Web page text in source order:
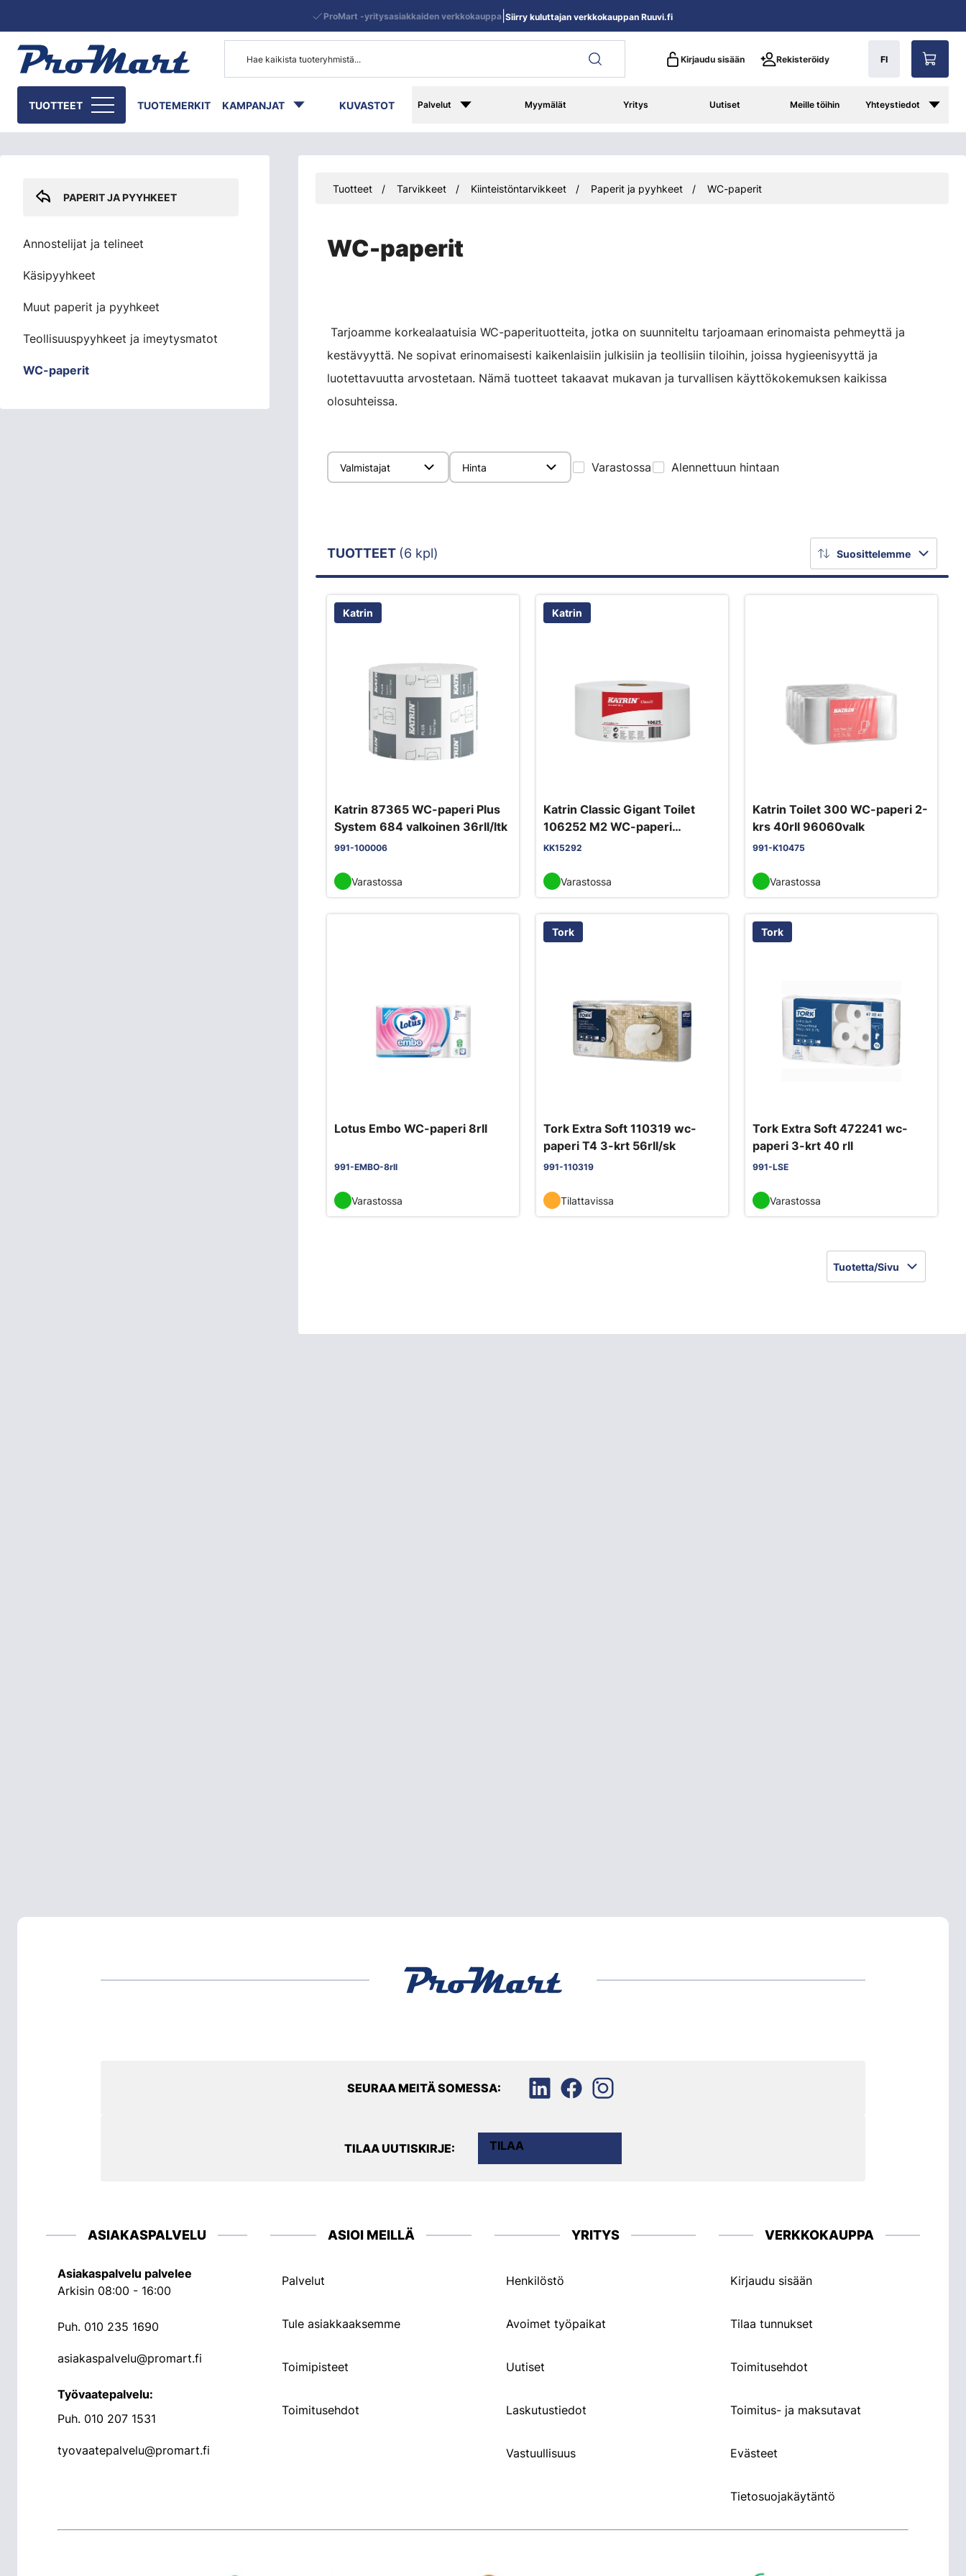
Kirjaudu sisään Rekisteröidy FI
TUOTTEET TUOTEMERKIT KAMPANJAT KUVASTOT Palvelut Myymälät Yritys Uutiset Meille töihin Yhteystiedot
ProMart -yritysasiakkaiden verkkokauppa| Siirry kuluttajan verkkokauppan Ruuvi.fi
Tuotteet Tarvikkeet Kiinteistöntarvikkeet Paperit ja pyyhkeet WC-paperit
WC-paperit
Tarjoamme korkealaatuisia WC-paperituotteita, jotka on suunniteltu tarjoamaan erinomaista pehmeyttä ja
kestävyyttä. Ne sopivat erinomaisesti kaikenlaisiin julkisiin ja teollisiin tiloihin, joissa hygieenisyyttä ja
luotettavuutta arvostetaan. Nämä tuotteet takaavat mukavan ja turvallisen käyttökokemuksen kaikissa
olosuhteissa.
Valmistajat Hinta Varastossa Alennettuun hintaan
Suosittelemme
TUOTTEET (6 kpl)
Katrin
Katrin 87365 WC-paperi Plus
System 684 valkoinen 36rll/ltk
991-100006
Varastossa
Katrin
Katrin Classic Gigant Toilet
106252 M2 WC-paperi
valkoinen 6 rll
KK15292
Varastossa
Katrin Toilet 300 WC-paperi 2-
krs 40rll 96060valk
991-K10475
Varastossa
Lotus Embo WC-paperi 8rll
991-EMBO-8rll
Varastossa
Tork
Tork Extra Soft 110319 wc-
paperi T4 3-krt 56rll/sk
991-110319
Tilattavissa
Tork
Tork Extra Soft 472241 wc-
paperi 3-krt 40 rll
991-LSE
Varastossa
Tuotetta/Sivu
PAPERIT JA PYYHKEET
Annostelijat ja telineet
Käsipyyhkeet
Muut paperit ja pyyhkeet
Teollisuuspyyhkeet ja imeytysmatot
WC-paperit
SEURAA MEITÄ SOMESSA:
TILAA UUTISKIRJE: TILAA
ASIAKASPALVELU
Asiakaspalvelu palvelee
Arkisin 08:00 - 16:00
Puh. 010 235 1690
asiakaspalvelu@promart.fi
Työvaatepalvelu:
Puh. 010 207 1531
tyovaatepalvelu@promart.fi
ASIOI MEILLÄ
Palvelut
Tule asiakkaaksemme
Toimipisteet
Toimitusehdot
YRITYS
Henkilöstö
Avoimet työpaikat
Uutiset
Laskutustiedot
Vastuullisuus
VERKKOKAUPPA
Kirjaudu sisään
Tilaa tunnukset
Toimitusehdot
Toimitus- ja maksutavat
Evästeet
Tietosuojakäytäntö